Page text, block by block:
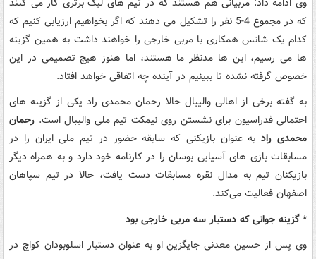
که در مجموع 4-5 نفر را تشکیل می‌ دهند که اگر بخواهیم ارزیابی کنیم که
کدام یک شانس همکاری با مربی خارجی را خواهند داشت به همین گزینه
‌ها می ‌رسیم، این ‌ها مدنظر ما هستند، اما هنوز هیچ تصمیمی در این
خصوص گرفته نشده تا ببینیم در آینده چه اتفاقی خواهد افتاد.
به گفته برخی از اهالی والیبال حالا رحمان محمدی راد یکی از گزینه‌ های
احتمالی فدراسیون برای نشستن روی نیمکت تیم ملی والیبال است. رحمان
محمدی راد به ‌عنوان بازیکنی که سابقه حضور در تیم ملی ایران را در
مسابقات بازی‌ های آسیایی بوسان را در کارنامه خود دارد و به همراه دیگر
بازیکنان تیم به مدال نقره مسابقات دست یافت، حالا در تیم سپاهان
اصفهان فعالیت می‌کند.
* گزینه جوانی که دستیار سه مربی خارجی بود
وی پس از حسین معدنی جایگزین او به عنوان دستیار اسلوبودان کواچ در